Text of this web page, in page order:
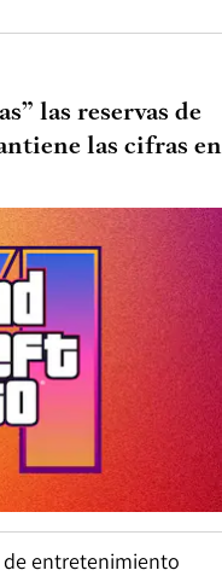
las reservas de
las cifras en
de entretenimiento